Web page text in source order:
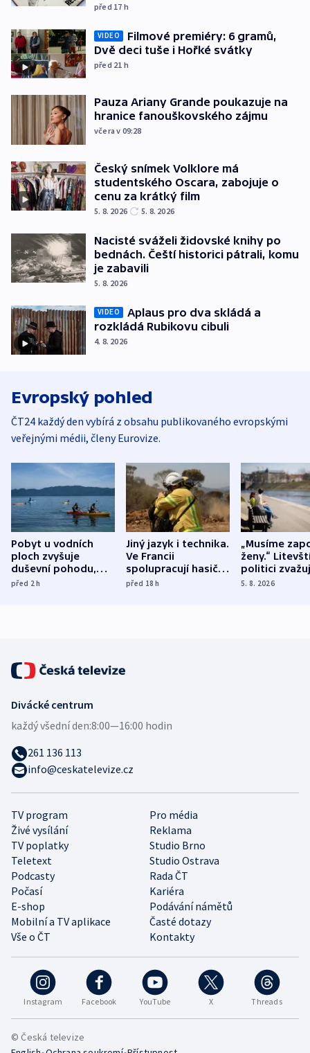
před 17 h
VIDEO
Filmové premiéry: 6 gramů,
Dvě deci tuše i Hořké svátky
před 21 h
Pauza Ariany Grande poukazuje na
hranice fanouškovského zájmu
včera v 09:28
Český snímek Volklore má
studentského Oscara, zabojuje o
cenu za krátký film
5. 8. 2026 5. 8. 2026
Nacisté sváželi židovské knihy po
bednách. Čeští historici pátrali, komu
je zabavili
5. 8. 2026
VIDEO
Aplaus pro dva skládá a
rozkládá Rubikovu cibuli
4. 8. 2026
Evropský pohled
ČT24 každý den vybírá z obsahu publikovaného evropskými
veřejnými médii, členy Eurovize.
Pobyt u vodních
ploch zvyšuje
duševní pohodu,
ukázala
před 2h
Jiný jazyk i technika.
Ve Francii
spolupracují hasiči z
různých zemí
před 18h
„Musíme
ženy.“
politici
dohodu o
5. 8. 2026
Instagram Facebook YouTube X Threads
TV program
Pro média
Živé vysílání
Reklama
TV poplatky
Studio Brno
Teletext
Studio Ostrava
Podcasty
Rada ČT
Počasí
Kariéra
E-shop
Podávání námětů
Mobilní a TV aplikace
Časté dotazy
Vše o ČT
Kontakty
Divácké centrum
každý všední den:8:00—16:00 hodin
261 136 113
info@ceskatelevize.cz
© Česká televize